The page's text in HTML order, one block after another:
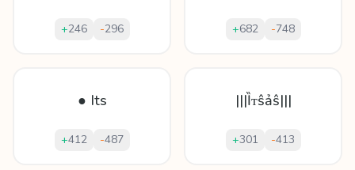
+246 -296 +682 -748
● Its
+412 -487
|||Ȉᴛŝảŝ|||
+301 -413